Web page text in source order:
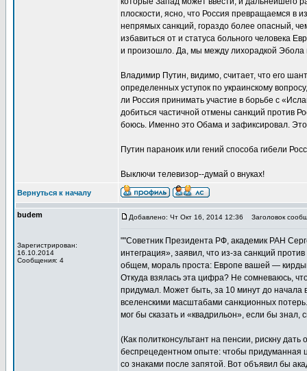
плоскости, ясно, что Россия превращаемся в
непрямых санкций, гораздо более опасный,
избавиться от и статуса больного человека
и произошло. Да, мы между лихорадкой Эбола
Владимир Путин, видимо, считает, что его
определенных уступок по украинскому
ли Россия принимать участие в борьбе с
добиться частичной отмены санкций против
боюсь. Именно это Обама и зафиксировал.
Путин параноик или гений способа гибели
Выключи телевизор--думай о внуках!
Вернуться к началу
budem
Зарегистрирован:
16.10.2014
Сообщения: 4
Добавлено: Чт Окт 16, 2014 12:36 Заголовок
""Советник Президента РФ, академик РАН
интеграция», заявил, что из-за санкций
общем, мораль проста: Европе вашей —
Откуда взялась эта цифра? Не сомневаюсь,
придумал. Может быть, за 10 минут до начала
вселенскими масштабами санкционных
мог бы сказать и «квадрильон», если бы знал,
(Как политконсультант на пенсии, рискну
беспрецедентном опыте: чтобы придуманная
со знаками после запятой. Вот объявил бы